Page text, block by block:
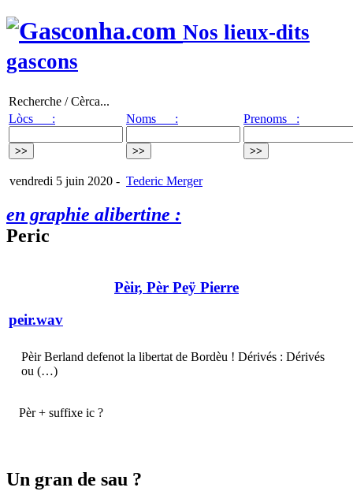
Nos lieux-dits
gascons
Recherche / Cèrca...
Lòcs :
Noms : Prenoms :
vendredi 5 juin 2020 - Tederic Merger
en graphie alibertine :
Peric
Pèir, Pèr Peÿ Pierre
peir.wav
Pèir Berland defenot la libertat de Bordèu ! Dérivés : Dérivés
ou (…)
Pèr + suffixe ic ?
Un gran de sau ?